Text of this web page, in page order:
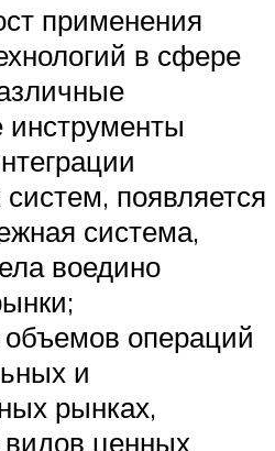
применения
в сфере
инструменты
появляется
система,
воедино
операций
и
рынках,
ценных